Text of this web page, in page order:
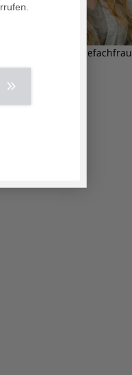
zur Pflegefachfrau